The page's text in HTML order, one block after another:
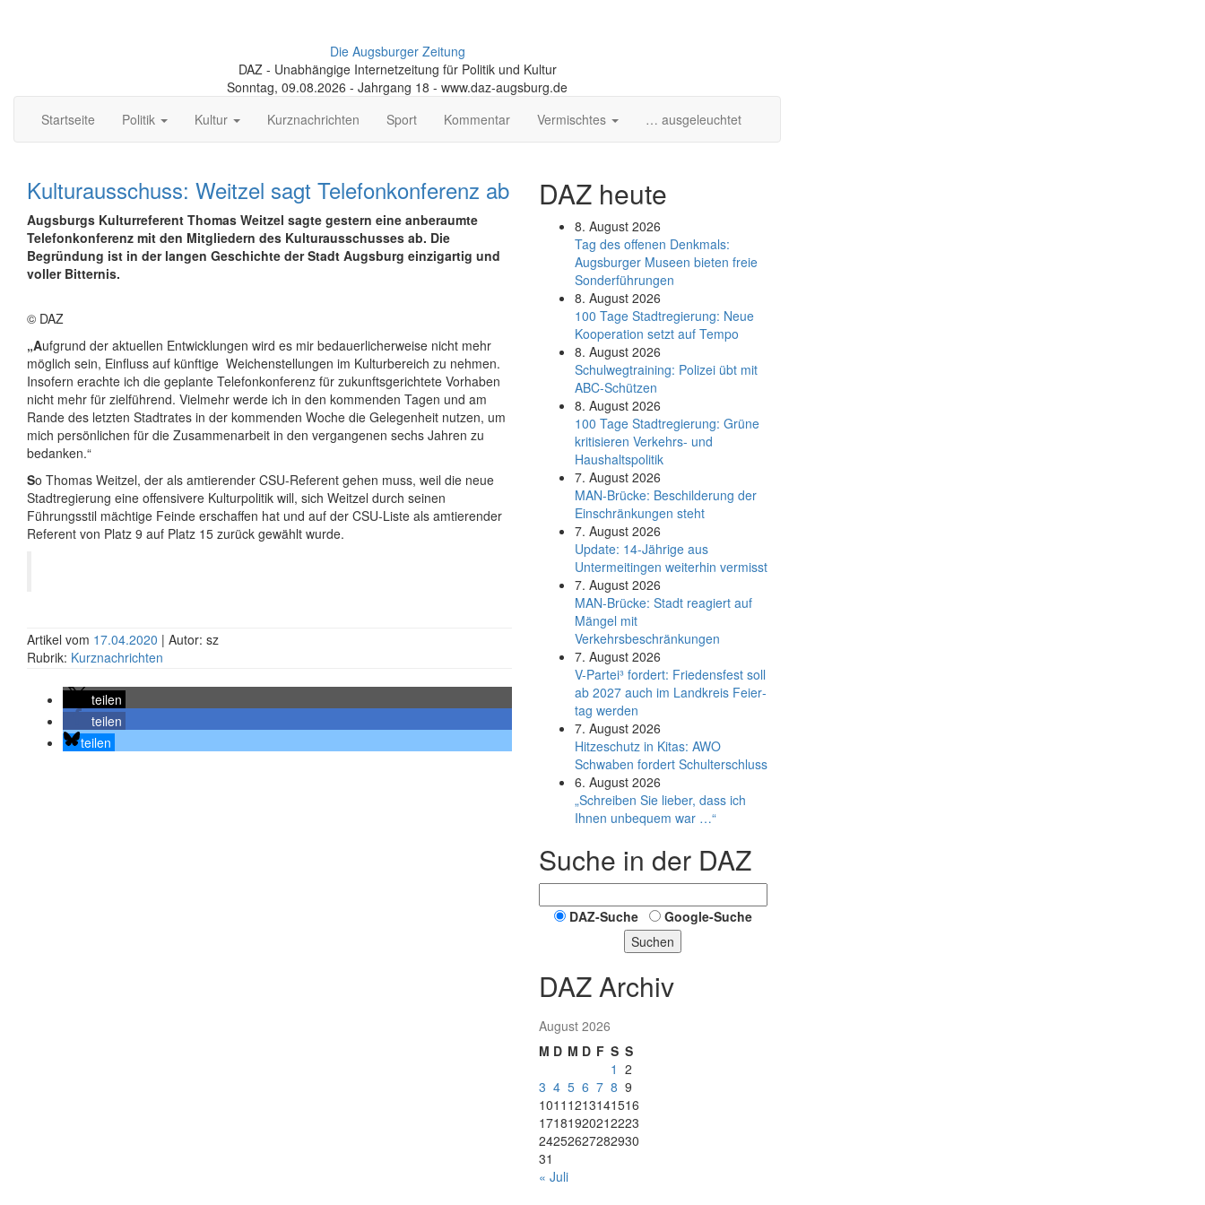
Die Augsburger Zeitung
DAZ - Unabhängige Internetzeitung für Politik und Kultur
Sonntag, 09.08.2026 - Jahrgang 18 - www.daz-augsburg.de
Startseite
Politik Kultur Kurznachrichten Sport Kommentar Vermischtes … ausgeleuchtet
Kulturausschuss: Weitzel sagt Telefonkonferenz ab
Augsburgs Kulturreferent Thomas Weitzel sagte gestern eine anberaumte
Telefonkonferenz mit den Mitgliedern des Kulturausschusses ab. Die
Begründung ist in der langen Geschichte der Stadt Augsburg einzigartig und
voller Bitternis.
© DAZ
„Aufgrund der aktuellen Entwicklungen wird es mir bedauerlicherweise nicht mehr
möglich sein, Einfluss auf künftige Weichenstellungen im Kulturbereich zu nehmen.
Insofern erachte ich die geplante Telefonkonferenz für zukunftsgerichtete Vorhaben
nicht mehr für zielführend. Vielmehr werde ich in den kommenden Tagen und am
Rande des letzten Stadtrates in der kommenden Woche die Gelegenheit nutzen, um
mich persönlichen für die Zusammenarbeit in den vergangenen sechs Jahren zu
bedanken.“
So Thomas Weitzel, der als amtierender CSU-Referent gehen muss, weil die neue
Stadtregierung eine offensivere Kulturpolitik will, sich Weitzel durch seinen
Führungsstil mächtige Feinde erschaffen hat und auf der CSU-Liste als amtierender
Referent von Platz 9 auf Platz 15 zurück gewählt wurde.
Artikel vom 17.04.2020 | Autor: sz
Rubrik: Kurznachrichten
teilen
teilen
teilen
DAZ heute
8. August 2026
Tag des offenen Denkmals:
Augsburger Museen bieten freie
Sonderführungen
8. August 2026
100 Tage Stadtregierung: Neue
Kooperation setzt auf Tempo
8. August 2026
Schul­weg­trai­ning: Poli­zei übt mit
ABC-Schüt­zen
8. August 2026
100 Tage Stadtregierung: Grüne
kritisieren Verkehrs- und
Haushaltspolitik
7. August 2026
MAN-Brücke: Beschilderung der
Einschränkungen steht
7. August 2026
Update: 14-Jährige aus
Untermeitingen weiterhin vermisst
7. August 2026
MAN-Brücke: Stadt reagiert auf
Mängel mit
Verkehrsbeschränkungen
7. August 2026
V-Partei­³ fordert: Friedens­fest soll
ab 2027 auch im Land­kreis Feier­
tag werden
7. August 2026
Hitzeschutz in Kitas: AWO
Schwaben fordert Schulterschluss
6. August 2026
„Schreiben Sie lieber, dass ich
Ihnen unbequem war …“
Suche in der DAZ
DAZ-Suche
Google-Suche
Suchen
DAZ Archiv
August 2026
M D M D F S S
1 2
3 4 5 6 7 8 9
1011 1213141516
17181920212223
24252627282930
31
« Juli